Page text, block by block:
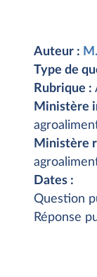
Auteur :
Type de
Rubrique :
Ministère
Ministère
Dates :
Question
Réponse